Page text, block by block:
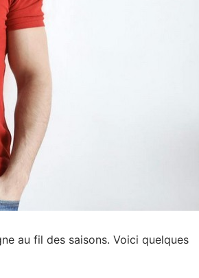
au fil des saisons. Voici quelques